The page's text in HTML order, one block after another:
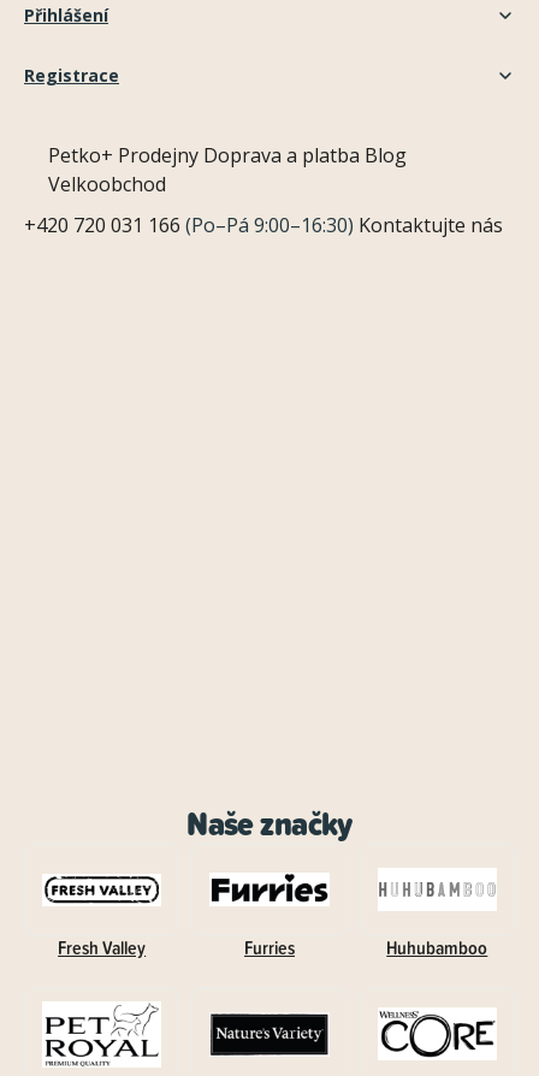
Přihlášení
Registrace
Petko+ Prodejny Doprava a platba Blog
Velkoobchod
+420 720 031 166 (Po–Pá 9:00–16:30) Kontaktujte nás
Naše značky
Fresh Valley Furries Huhubamboo